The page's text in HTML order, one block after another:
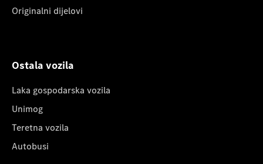
Originalni dijelovi
Ostala vozila
Laka gospodarska vozila
Unimog
Teretna vozila
Autobusi